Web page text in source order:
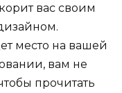
вас своим
место на вашей
вам не
прочитать